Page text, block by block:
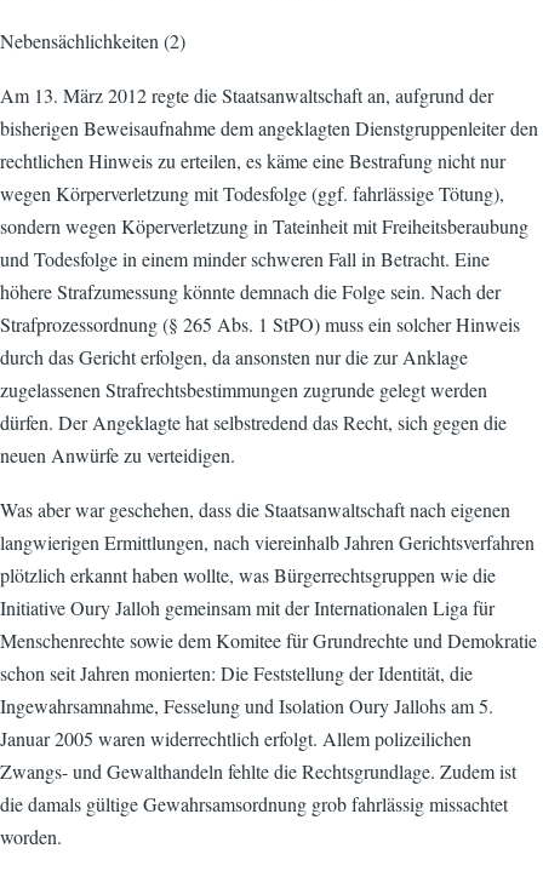
Nebensächlichkeiten (2)
Am 13. März 2012 regte die Staatsanwaltschaft an, aufgrund der
bisherigen Beweisaufnahme dem angeklagten Dienstgruppenleiter den
rechtlichen Hinweis zu erteilen, es käme eine Bestrafung nicht nur
wegen Körperverletzung mit Todesfolge (ggf. fahrlässige Tötung),
sondern wegen Köperverletzung in Tateinheit mit Freiheitsberaubung
und Todesfolge in einem minder schweren Fall in Betracht. Eine
höhere Strafzumessung könnte demnach die Folge sein. Nach der
Strafprozessordnung (§ 265 Abs. 1 StPO) muss ein solcher Hinweis
durch das Gericht erfolgen, da ansonsten nur die zur Anklage
zugelassenen Strafrechtsbestimmungen zugrunde gelegt werden
dürfen. Der Angeklagte hat selbstredend das Recht, sich gegen die
neuen Anwürfe zu verteidigen.
Was aber war geschehen, dass die Staatsanwaltschaft nach eigenen
langwierigen Ermittlungen, nach viereinhalb Jahren Gerichtsverfahren
plötzlich erkannt haben wollte, was Bürgerrechtsgruppen wie die
Initiative Oury Jalloh gemeinsam mit der Internationalen Liga für
Menschenrechte sowie dem Komitee für Grundrechte und Demokratie
schon seit Jahren monierten: Die Feststellung der Identität, die
Ingewahrsamnahme, Fesselung und Isolation Oury Jallohs am 5.
Januar 2005 waren widerrechtlich erfolgt. Allem polizeilichen
Zwangs- und Gewalthandeln fehlte die Rechtsgrundlage. Zudem ist
die damals gültige Gewahrsamsordnung grob fahrlässig missachtet
worden.